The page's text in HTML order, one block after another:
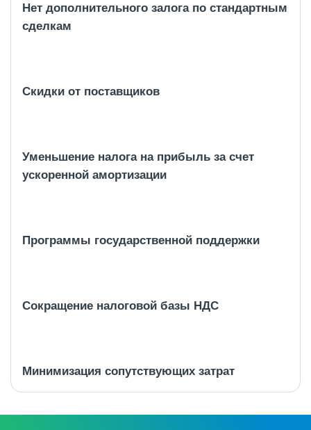
Нет дополнительного залога по стандартным
сделкам
Скидки от поставщиков
Уменьшение налога на прибыль за счет
ускоренной амортизации
Программы государственной поддержки
Сокращение налоговой базы НДС
Минимизация сопутствующих затрат